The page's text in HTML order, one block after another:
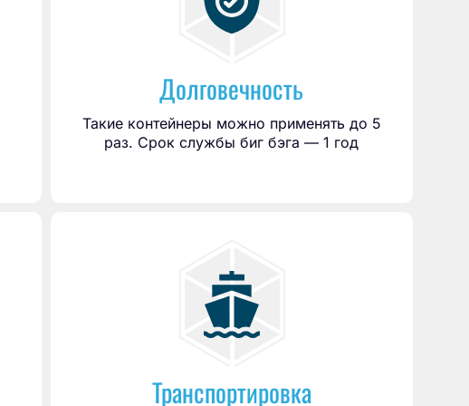
Долговечность
Такие контейнеры можно применять до 5
раз. Срок службы биг бэга — 1 год
Транспортировка